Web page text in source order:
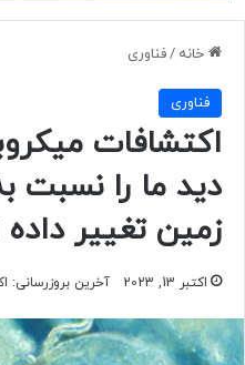
خانه /فناوری
فناوری
اکتشافات
دید ما را نسبت
زمین تغییر
اکتبر 13, 2023 آخرین بروزرسانی: اکتبر